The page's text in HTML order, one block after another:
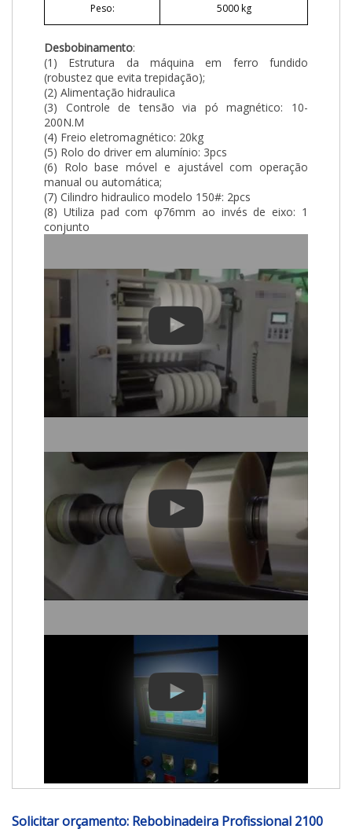
Peso: 5000 kg
Desbobinamento:
(1) Estrutura da máquina em ferro fundido
(robustez que evita trepidação);
(2) Alimentação hidraulica
(3) Controle de tensão via pó magnético: 10-
200N.M
(4) Freio eletromagnético: 20kg
(5) Rolo do driver em alumínio: 3pcs
(6) Rolo base móvel e ajustável com operação
manual ou automática;
(7) Cilindro hidraulico modelo 150#: 2pcs
(8) Utiliza pad com φ76mm ao invés de eixo: 1
conjunto
Solicitar orçamento: Rebobinadeira Profissional 2100